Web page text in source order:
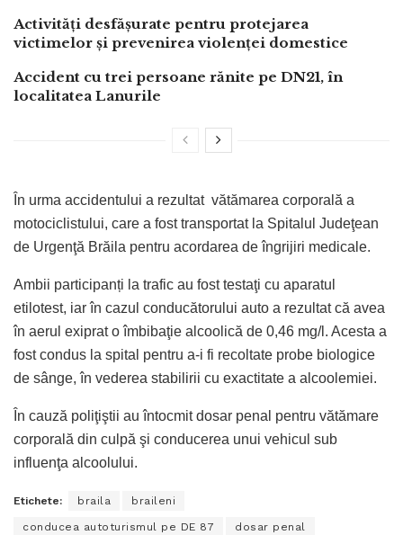
Activități desfășurate pentru protejarea
victimelor și prevenirea violenței domestice
Accident cu trei persoane rănite pe DN21, în
localitatea Lanurile
În urma accidentului a rezultat vătămarea corporală a
motociclistului, care a fost transportat la Spitalul Judeţean
de Urgenţă Brăila pentru acordarea de îngrijiri medicale.
Ambii participanți la trafic au fost testaţi cu aparatul
etilotest, iar în cazul conducătorului auto a rezultat că avea
în aerul exiprat o îmbibaţie alcoolică de 0,46 mg/l. Acesta a
fost condus la spital pentru a-i fi recoltate probe biologice
de sânge, în vederea stabilirii cu exactitate a alcoolemiei.
În cauză poliţiştii au întocmit dosar penal pentru vătămare
corporală din culpă şi conducerea unui vehicul sub
influenţa alcoolului.
Etichete: braila braileni
conducea autoturismul pe DE 87 dosar penal